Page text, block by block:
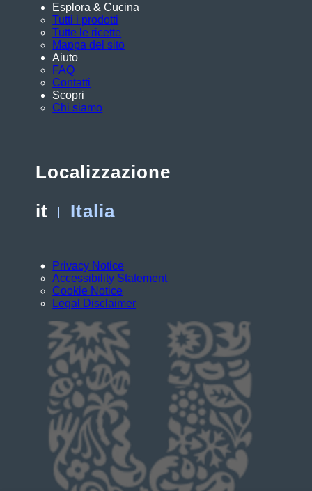
Esplora & Cucina
Tutti i prodotti
Tutte le ricette
Mappa del sito
Aiuto
FAQ
Contatti
Scopri
Chi siamo
Localizzazione
it Italia
Privacy Notice
Accessibility Statement
Cookie Notice
Legal Disclaimer
Usiamo cookies e tecnologie simili – anche
di terze parti – per migliorare la tua
esperienza online sul nostro sito,
beneficiare di alcune opportunità (come
salvare la tua "shopping basket" online) e –
previo consenso – fornire funzionalità di
social media (Facebook, Instagram, etc.) e